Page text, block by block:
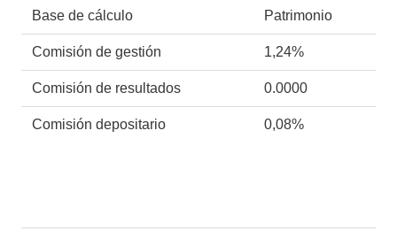
Base de cálculo Patrimonio
Comisión de gestión 1,24%
Comisión de resultados 0.0000
Comisión depositario 0,08%